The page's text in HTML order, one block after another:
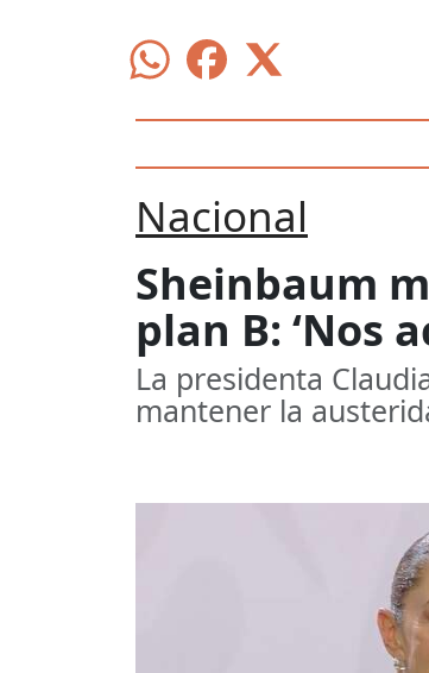
Nacional
Sheinbaum
plan B: ‘Nos
La presidenta
mantener la